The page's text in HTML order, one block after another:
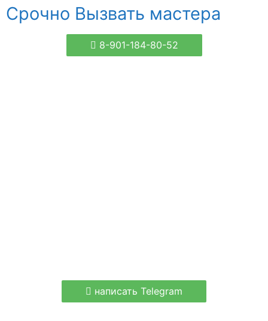
Срочно Вызвать мастера
8-901-184-80-52
написать Telegram